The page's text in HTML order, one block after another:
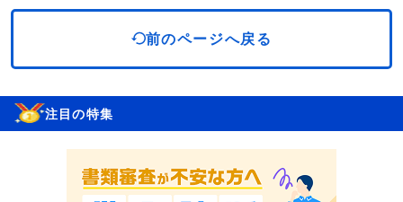
前のページへ戻る
注目の特集